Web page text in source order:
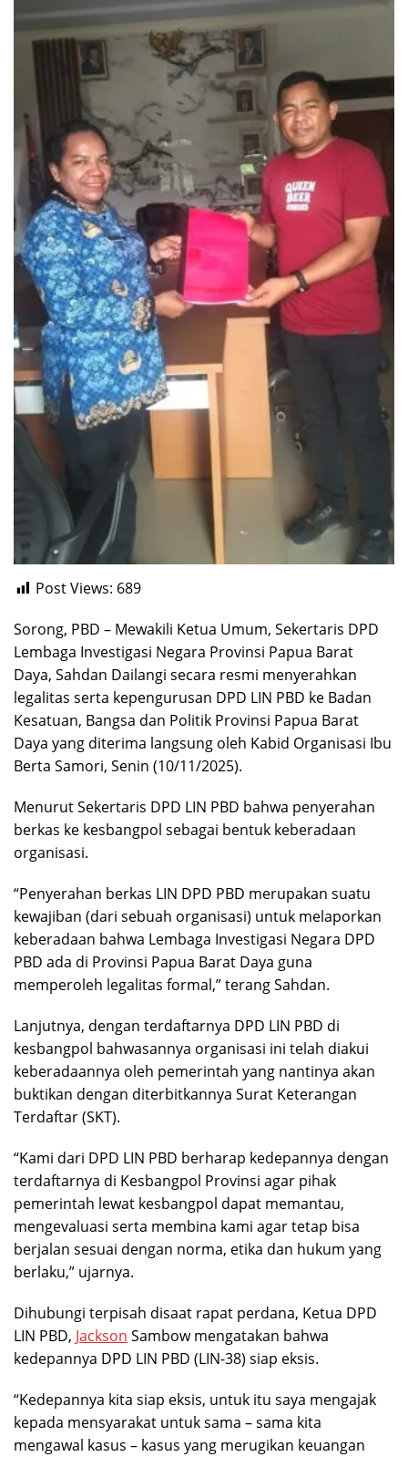
Post Views: 689
Sorong, PBD – Mewakili Ketua Umum, Sekertaris DPD
Lembaga Investigasi Negara Provinsi Papua Barat
Daya, Sahdan Dailangi secara resmi menyerahkan
legalitas serta kepengurusan DPD LIN PBD ke Badan
Kesatuan, Bangsa dan Politik Provinsi Papua Barat
Daya yang diterima langsung oleh Kabid Organisasi Ibu
Berta Samori, Senin (10/11/2025).
Menurut Sekertaris DPD LIN PBD bahwa penyerahan
berkas ke kesbangpol sebagai bentuk keberadaan
organisasi.
“Penyerahan berkas LIN DPD PBD merupakan suatu
kewajiban (dari sebuah organisasi) untuk melaporkan
keberadaan bahwa Lembaga Investigasi Negara DPD
PBD ada di Provinsi Papua Barat Daya guna
memperoleh legalitas formal,” terang Sahdan.
Lanjutnya, dengan terdaftarnya DPD LIN PBD di
kesbangpol bahwasannya organisasi ini telah diakui
keberadaannya oleh pemerintah yang nantinya akan
buktikan dengan diterbitkannya Surat Keterangan
Terdaftar (SKT).
“Kami dari DPD LIN PBD berharap kedepannya dengan
terdaftarnya di Kesbangpol Provinsi agar pihak
pemerintah lewat kesbangpol dapat memantau,
mengevaluasi serta membina kami agar tetap bisa
berjalan sesuai dengan norma, etika dan hukum yang
berlaku,” ujarnya.
Dihubungi terpisah disaat rapat perdana, Ketua DPD
LIN PBD, Jackson Sambow mengatakan bahwa
kedepannya DPD LIN PBD (LIN-38) siap eksis.
“Kedepannya kita siap eksis, untuk itu saya mengajak
kepada mensyarakat untuk sama – sama kita
mengawal kasus – kasus yang merugikan keuangan